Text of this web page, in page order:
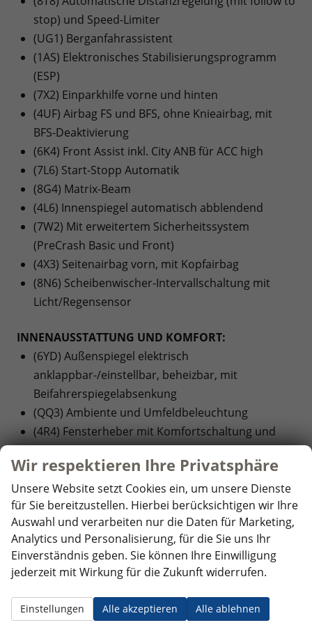
stop) und Speed-Limiter
(UG1) Berganfahrassistent
(1AS) Elektronisches Stabilisierungsprogramm
(ESP)
(7X2) Einparkhilfe vorne und hinten
(4UF) Airbag FS und BFS, ohne Knieairbag, mit
BFS-Deaktivierung
(6K4) Front Assist inkl. City ANB für ACC high
(7L6) Start-Stopp Automatik
(8G4) Matrix-Beam
(4L6) Innenspiegel automatisch abblendend
(7W2) Mit erweitertem Sicherheitssystem
(PreCrash Basic und Front)
(4X3) Seitenairbag vorn, mit Kopfairbag
(8N6) Scheibenwischer-Intervallschaltung mit
Licht/Regensensor
INNENAUSSTATTUNG UND KOMFORT:
(6YD) Außenspiegel elektrisch
anklappbar-/einstellbar, beheizbar, mit
Beifahrerspiegelabsenkung
(QQ3) Ambiente und Umfeldbeleuchtung
(4R4) Fensterheber mit Komfortschaltung und
Abschaltsicherung, elektrisch
(3L3) Höheneinstellung,manuell,für Vordersitze
(3A2) Kindersitzverankerung für Kindersitzsystem
I-Size, 2 x top tether und Kindersitzverankerung
vorn BF-Seite
(3H2) Lehnenentriegelung für rechten Vorder- sitz
(2FE) Ledermultifunktionslenkrad mit Tiptronic
(4I3) Zentralverriegelung ""Keyless-Entry"" ohne
Safesicherung
(7P4) Lendenwirbelstütze, manuell einstellbar in
Wir respektieren Ihre Privatsphäre
Unsere Website setzt Cookies ein, um unsere Dienste
für Sie bereitzustellen. Hierbei berücksichtigen wir Ihre
Auswahl und verarbeiten nur die Daten für Marketing,
Analytics und Personalisierung, für die Sie uns Ihr
Einverständnis geben. Sie können Ihre Einwilligung
jederzeit mit Wirkung für die Zukunft widerrufen.
Alle akzeptieren Alle ablehnen
Einstellungen